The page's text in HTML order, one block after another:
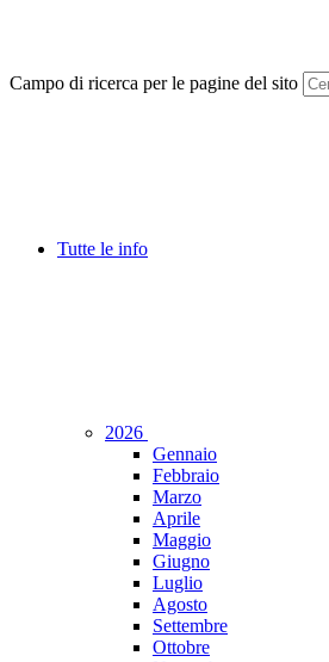
Campo di ricerca per le pagine del sito
Tutte le info
2026
Gennaio
Febbraio
Marzo
Aprile
Maggio
Giugno
Luglio
Agosto
Settembre
Ottobre